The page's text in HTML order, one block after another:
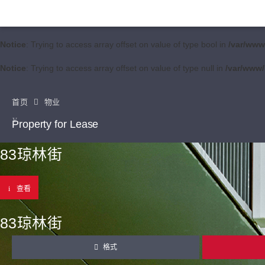
Notice: Trying to access array offset on value of type bool in /var/
Notice: Trying to access array offset on value of type null in /var/
首页 物业
Property for Lease
83琼林街
查看
83琼林街
格式